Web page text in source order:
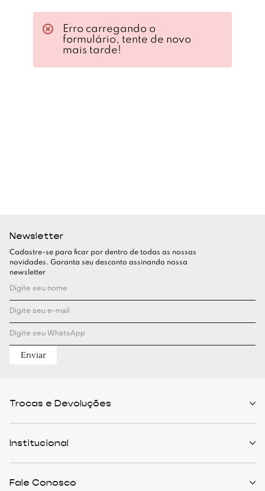
Newsletter
Cadastre-se para ficar por dentro de todas as nossas
novidades. Garanta seu desconto assinando nossa
newsletter
Enviar
Trocas e Devoluções
Formas de Pagamento
Cashback
Institucional
The Outlist
Fale Conosco
Erro carregando o
formulário, tente de novo
mais tarde!